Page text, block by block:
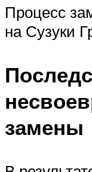
Процесс
на Сузуки
замены